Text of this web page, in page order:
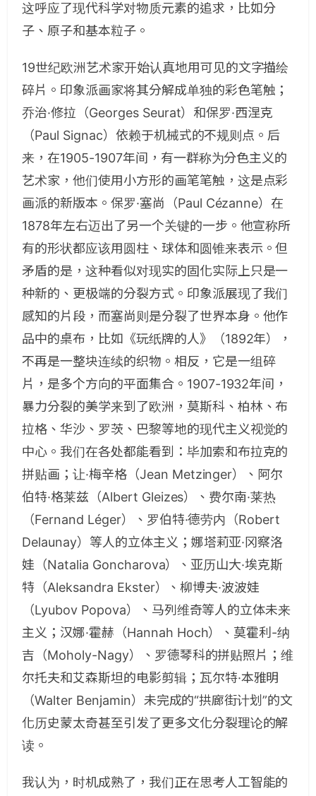
这呼应了现代科学对物质元素的追求，比如分
子、原子和基本粒子。
19世纪欧洲艺术家开始认真地用可见的文字描绘
碎片。印象派画家将其分解成单独的彩色笔触；
乔治·修拉（Georges Seurat）和保罗·西涅克
（Paul Signac）依赖于机械式的不规则点。后
来，在1905-1907年间，有一群称为分色主义的
艺术家，他们使用小方形的画笔笔触，这是点彩
画派的新版本。保罗·塞尚（Paul Cézanne）在
1878年左右迈出了另一个关键的一步。他宣称所
有的形状都应该用圆柱、球体和圆锥来表示。但
矛盾的是，这种看似对现实的固化实际上只是一
种新的、更极端的分裂方式。印象派展现了我们
感知的片段，而塞尚则是分裂了世界本身。他作
品中的桌布，比如《玩纸牌的人》（1892年），
不再是一整块连续的织物。相反，它是一组碎
片，是多个方向的平面集合。1907-1932年间，
暴力分裂的美学来到了欧洲，莫斯科、柏林、布
拉格、华沙、罗茨、巴黎等地的现代主义视觉的
中心。我们在各处都能看到：毕加索和布拉克的
拼贴画；让·梅辛格（Jean Metzinger）、阿尔
伯特·格莱兹（Albert Gleizes）、费尔南·莱热
（Fernand Léger）、罗伯特·德劳内（Robert
Delaunay）等人的立体主义；娜塔莉亚·冈察洛
娃（Natalia Goncharova）、亚历山大·埃克斯
特（Aleksandra Ekster）、柳博夫·波波娃
（Lyubov Popova）、马列维奇等人的立体未来
主义；汉娜·霍赫（Hannah Hoch）、莫霍利-纳
吉（Moholy-Nagy）、罗德琴科的拼贴照片；维
尔托夫和艾森斯坦的电影剪辑；瓦尔特·本雅明
（Walter Benjamin）未完成的“拱廊街计划”的文
化历史蒙太奇甚至引发了更多文化分裂理论的解
读。
我认为，时机成熟了，我们正在思考人工智能的